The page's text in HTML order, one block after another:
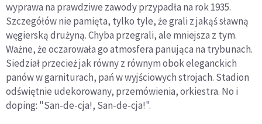
wyprawa na prawdziwe zawody przypadła na rok 1935.
Szczegółów nie pamięta, tylko tyle, że grali z jakąś sławną
węgierską drużyną. Chyba przegrali, ale mniejsza z tym.
Ważne, że oczarowała go atmosfera panująca na trybunach.
Siedział przecież jak równy z równym obok eleganckich
panów w garniturach, pań w wyjściowych strojach. Stadion
odświętnie udekorowany, przemówienia, orkiestra. No i
doping: "San-de-cja!, San-de-cja!".